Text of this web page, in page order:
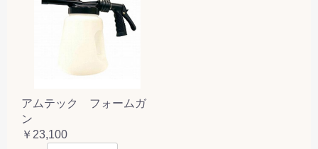
アムテック フォームガ
ン
￥23,100